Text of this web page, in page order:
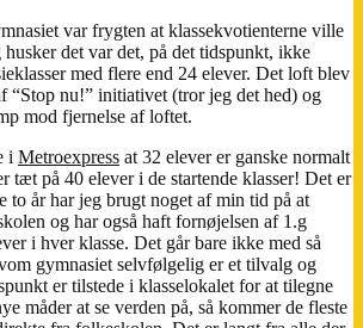
var frygten at klassekvotienterne ville
det var det, på det tidspunkt, ikke
med flere end 24 elever. Det loft blev
“Stop nu!” initiativet (tror jeg det hed) og
mod fjernelse af loftet.
i Metroexpress at 32 elever er ganske normalt
tæt på 40 elever i de startende klasser! Det er
to år har jeg brugt noget af min tid på at
og har også haft fornøjelsen af 1.g
i hver klasse. Det går bare ikke med så
gymnasiet selvfølgelig er et tilvalg og
er tilstede i klasselokalet for at tilegne
måder at se verden på, så kommer de fleste